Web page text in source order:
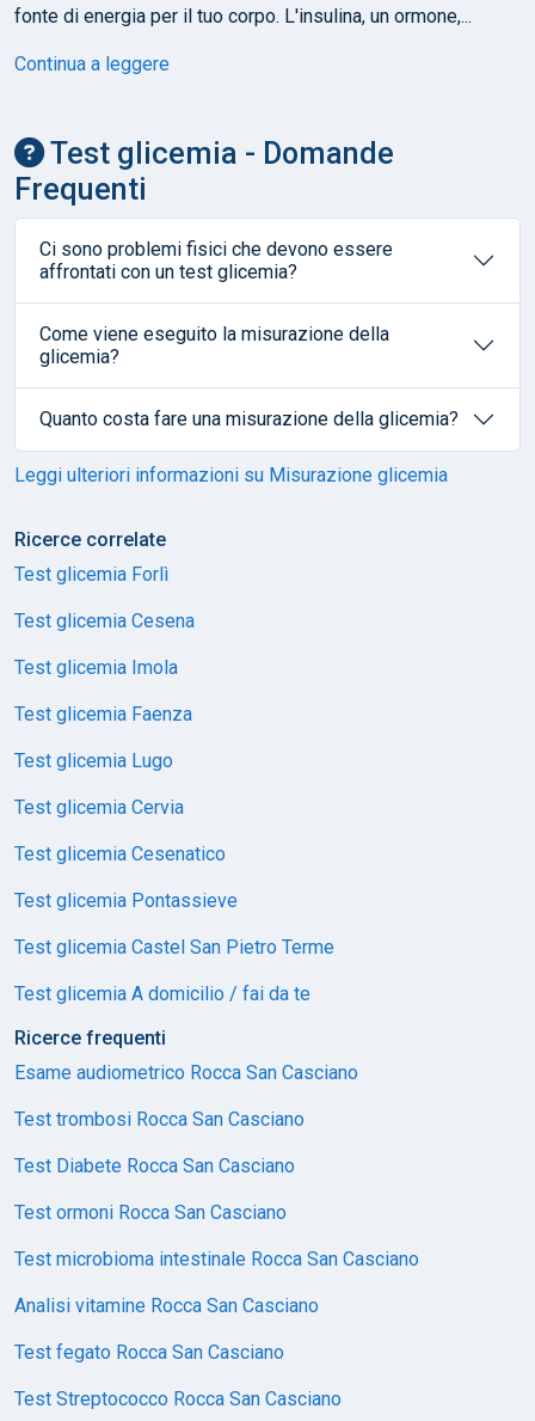
fonte di energia per il tuo corpo. L'insulina, un ormone,...
Continua a leggere
Test glicemia - Domande
Frequenti
Ci sono problemi fisici che devono essere
affrontati con un test glicemia?
Come viene eseguito la misurazione della
glicemia?
Quanto costa fare una misurazione della glicemia?
Leggi ulteriori informazioni su Misurazione glicemia
Ricerce correlate
Test glicemia Forlì
Test glicemia Cesena
Test glicemia Imola
Test glicemia Faenza
Test glicemia Lugo
Test glicemia Cervia
Test glicemia Cesenatico
Test glicemia Pontassieve
Test glicemia Castel San Pietro Terme
Test glicemia A domicilio / fai da te
Ricerce frequenti
Esame audiometrico Rocca San Casciano
Test trombosi Rocca San Casciano
Test Diabete Rocca San Casciano
Test ormoni Rocca San Casciano
Test microbioma intestinale Rocca San Casciano
Analisi vitamine Rocca San Casciano
Test fegato Rocca San Casciano
Test Streptococco Rocca San Casciano